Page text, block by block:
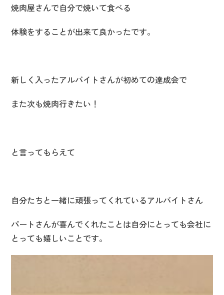
焼肉屋さんで自分で焼いて食べる
体験をすることが出来て良かったです。
新しく入ったアルバイトさんが初めての達成会で
また次も焼肉行きたい！
と言ってもらえて
自分たちと一緒に頑張ってくれているアルバイトさん
パートさんが喜んでくれたことは自分にとっても会社に
とっても嬉しいことです。